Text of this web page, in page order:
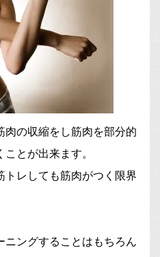
肉の収縮をし筋肉を部分的
とが出来ます。
トレしても筋肉がつく限界
ニングすることはもちろん